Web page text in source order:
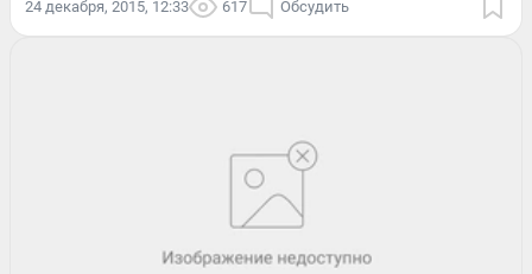
24 декабря, 2015, 12:33 617 Обсудить